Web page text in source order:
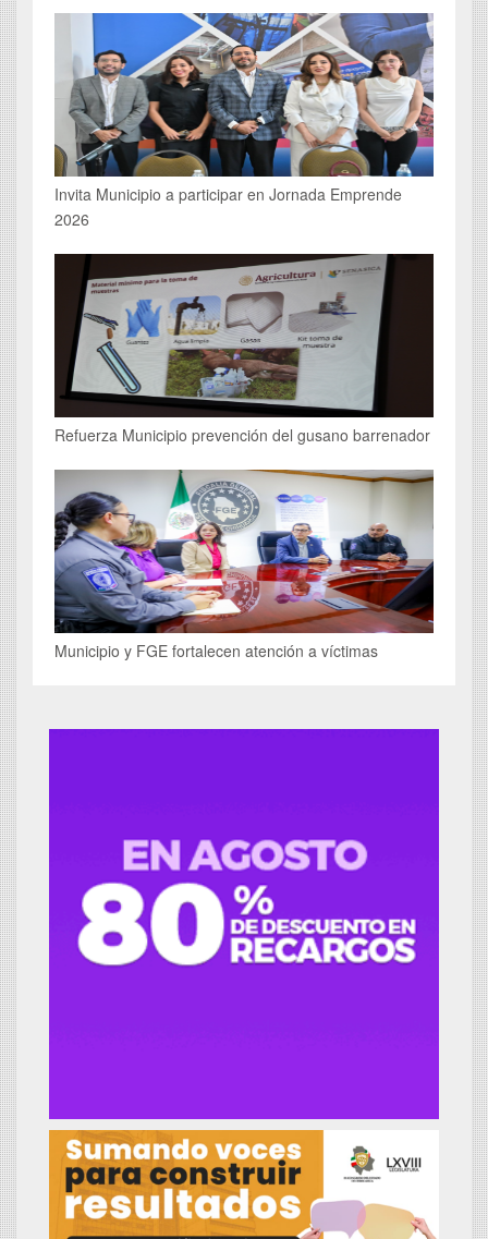
Invita Municipio a participar en Jornada Emprende
2026
Refuerza Municipio prevención del gusano barrenador
Municipio y FGE fortalecen atención a víctimas